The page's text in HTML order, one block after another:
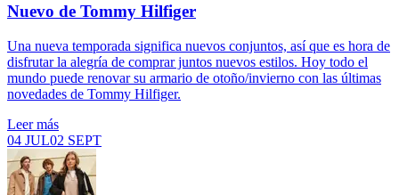
Nuevo de Tommy Hilfiger
Una nueva temporada significa nuevos conjuntos, así que es hora de
disfrutar la alegría de comprar juntos nuevos estilos. Hoy todo el
mundo puede renovar su armario de otoño/invierno con las últimas
novedades de Tommy Hilfiger.
Leer más
04 JUL02 SEPT